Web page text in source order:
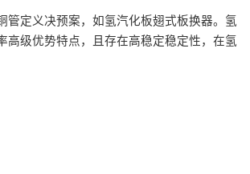
管定义决预案，如氢汽化板翅式板换器。氢
高级优势特点，且存在高稳定稳定性，在氢